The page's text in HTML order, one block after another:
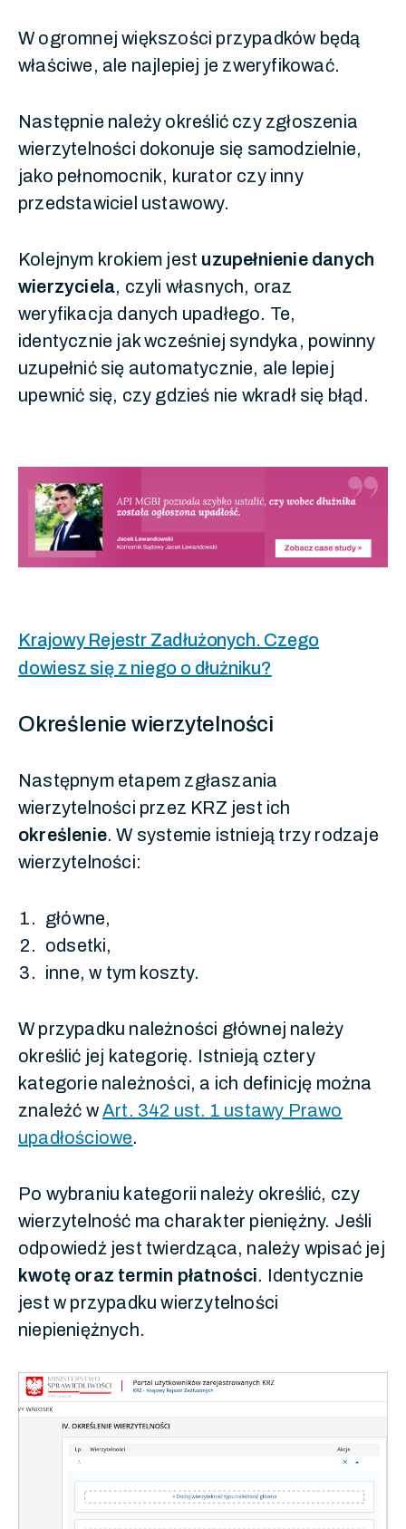
W ogromnej większości przypadków będą
właściwe, ale najlepiej je zweryfikować.
Następnie należy określić czy zgłoszenia
wierzytelności dokonuje się samodzielnie,
jako pełnomocnik, kurator czy inny
przedstawiciel ustawowy.
Kolejnym krokiem jest uzupełnienie danych
wierzyciela, czyli własnych, oraz
weryfikacja danych upadłego. Te,
identycznie jak wcześniej syndyka, powinny
uzupełnić się automatycznie, ale lepiej
upewnić się, czy gdzieś nie wkradł się błąd.
Krajowy Rejestr Zadłużonych. Czego
dowiesz się z niego o dłużniku?
Określenie wierzytelności
Następnym etapem zgłaszania
wierzytelności przez KRZ jest ich
określenie. W systemie istnieją trzy rodzaje
wierzytelności:
główne,
odsetki,
inne, w tym koszty.
W przypadku należności głównej należy
określić jej kategorię. Istnieją cztery
kategorie należności, a ich definicję można
znaleźć wArt. 342 ust. 1 ustawy Prawo
upadłościowe.
Po wybraniu kategorii należy określić, czy
wierzytelność ma charakter pieniężny. Jeśli
odpowiedź jest twierdząca, należy wpisać jej
kwotę oraz termin płatności. Identycznie
jest w przypadku wierzytelności
niepieniężnych.